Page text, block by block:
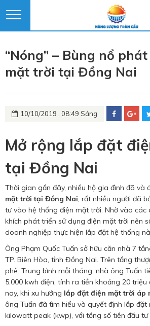
“Nóng” – Bùng nổ
mặt trời tại Đồng Nai
10/10/2019 , 08:49 Sáng
Mở rộng lắp đặt
tại Đồng Nai
Thời gian gần đây, nhiều hộ gia đình đã và
mặt trời tại Đồng Nai, rất nhiều người đã
tư vào hệ thống điện mặt trời. Nhờ vào các
khích phát triển sử dụng điện mặt trời nên
doanh nghiệp thực hiện lắp đặt hệ thống
Ông Phạm Quốc Tuấn sở hữu căn nhà 7
TP. Biên Hòa, tỉnh Đồng Nai. Trên tầng
phê. Trung bình mỗi tháng, nhà ông Tuấn
5.000 kwh điện, tính ra tiền khoảng 20 triệu
nay, khi xu hướng lắp đặt điện mặt trời áp
ông Tuấn đã tìm hiểu và quyết định lắp đặt
kilowatt peak (kwp), với tổng số tiền đầu tư